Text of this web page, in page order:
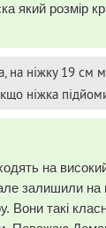
який розмір
на ніжку 19 см
ніжка
на
залишили на
Вони такі